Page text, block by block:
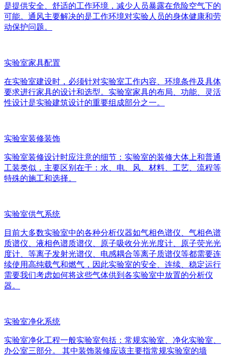
是提供安全、舒适的工作环境，减少人员暴露在危险空气下的
可能。通风主要解决的是工作环境对实验人员的身体健康和劳
动保护问题。
实验室家具配置
在实验室建设时，必须针对实验室工作内容、环境条件及具体
要求进行家具的设计和选型。实验室家具的布局、功能、灵活
性设计是实验建筑设计的重要组成部分之一。
实验室装修装饰
实验室装修设计时应注意的细节：实验室的装修大体上和普通
工装类似，主要区别在于：水、电、风、材料、工艺、流程等
特殊的施工和选择。
实验室供气系统
目前大多数实验室中的各种分析仪器如气相色谱仪、气相色谱
质谱仪、液相色谱质谱仪、原子吸收分光光度计、原子荧光光
度计、等离子发射光谱仪、电感耦合等离子质谱仪等都需要连
续使用高纯载气和燃气，因此实验室的安全、连续、稳定运行
需要我们考虑如何将这些气体供到各实验室中放置的分析仪
器。
实验室净化系统
实验室净化工程一般实验室包括：常规实验室、净化实验室、
办公室三部分。 其中装饰装修应该主要指常规实验室的墙